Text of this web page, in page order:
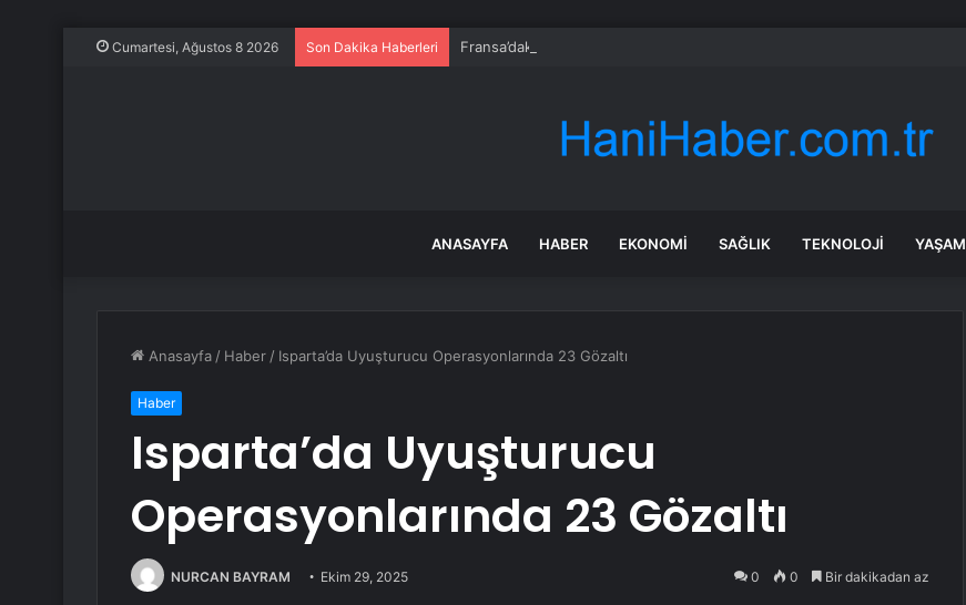
Cumartesi, Ağustos 8 2026 Son Dakika Haberleri Fransa’daki yangınlarda 4 itfaiye eri hayatını kaybetti
ANASAYFA HABER EKONOMI SAĞLIK TEKNOLOJI YAŞAM
Anasayfa / Haber / Isparta’da Uyuşturucu Operasyonlarında 23 Gözaltı
Haber
Isparta’da Uyuşturucu
Operasyonlarında 23 Gözaltı
NURCAN BAYRAM Ekim 29, 2025 0 0 Bir dakikadan az